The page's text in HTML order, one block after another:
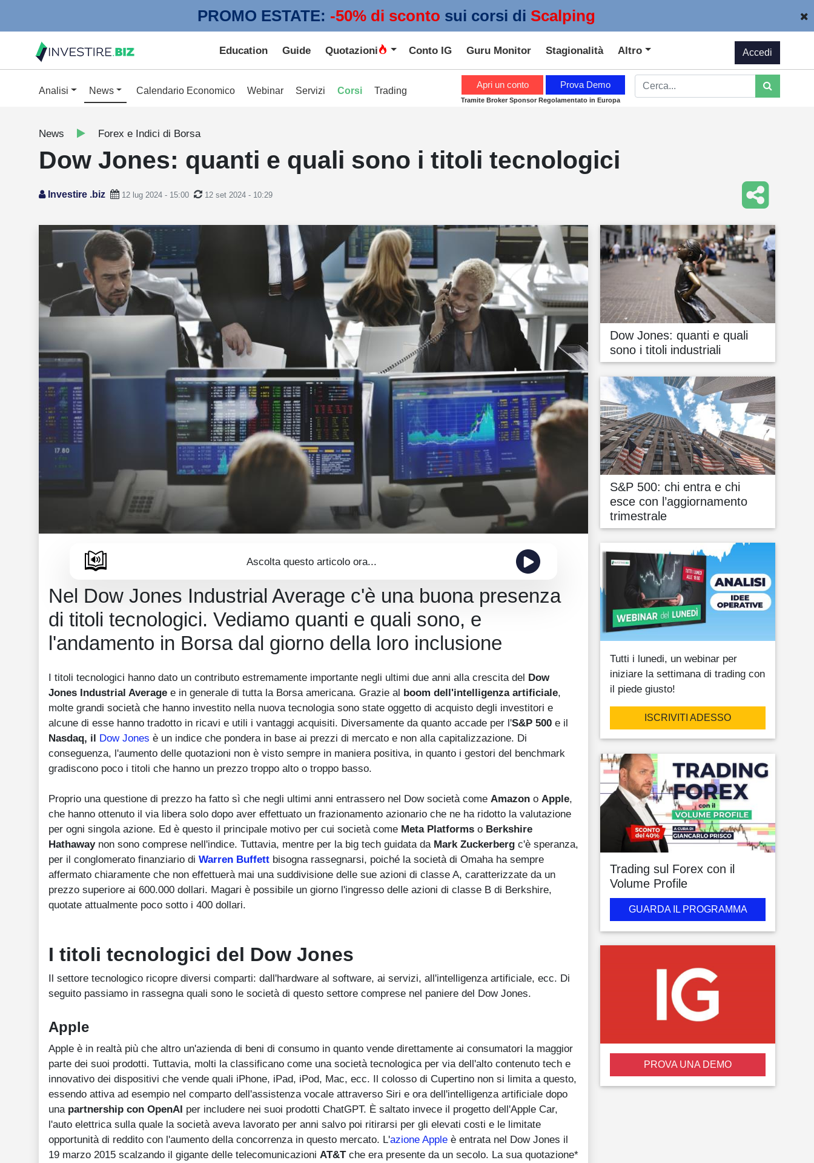
PROMO ESTATE: -50% di sconto sui corsi di Scalping
Education Guide Quotazioni Conto IG Guru Monitor Stagionalità Altro Accedi
Analisi News Calendario Economico Webinar Servizi Corsi Trading
Apri un conto Prova Demo
Tramite Broker Sponsor Regolamentato in Europa
News Forex e Indici di Borsa
Dow Jones: quanti e quali sono i titoli tecnologici
Investire .biz 12 lug 2024 - 15:00 12 set 2024 - 10:29
Ascolta questo articolo ora...
Nel Dow Jones Industrial Average c'è una buona presenza
di titoli tecnologici. Vediamo quanti e quali sono, e
l'andamento in Borsa dal giorno della loro inclusione
I titoli tecnologici hanno dato un contributo estremamente importante negli ultimi due anni alla crescita del Dow
Jones Industrial Average e in generale di tutta la Borsa americana. Grazie al boom dell'intelligenza artificiale,
molte grandi società che hanno investito nella nuova tecnologia sono state oggetto di acquisto degli investitori e
alcune di esse hanno tradotto in ricavi e utili i vantaggi acquisiti. Diversamente da quanto accade per l'S&P 500 e il
Nasdaq, il Dow Jones è un indice che pondera in base ai prezzi di mercato e non alla capitalizzazione. Di
conseguenza, l'aumento delle quotazioni non è visto sempre in maniera positiva, in quanto i gestori del benchmark
gradiscono poco i titoli che hanno un prezzo troppo alto o troppo basso.
Proprio una questione di prezzo ha fatto sì che negli ultimi anni entrassero nel Dow società come Amazon o Apple,
che hanno ottenuto il via libera solo dopo aver effettuato un frazionamento azionario che ne ha ridotto la valutazione
per ogni singola azione. Ed è questo il principale motivo per cui società come Meta Platforms o Berkshire
Hathawaynon sono comprese nell'indice. Tuttavia, mentre per la big tech guidata da Mark Zuckerberg c'è speranza,
per il conglomerato finanziario di Warren Buffett bisogna rassegnarsi, poiché la società di Omaha ha sempre
affermato chiaramente che non effettuerà mai una suddivisione delle sue azioni di classe A, caratterizzate da un
prezzo superiore ai 600.000 dollari. Magari è possibile un giorno l'ingresso delle azioni di classe B di Berkshire,
quotate attualmente poco sotto i 400 dollari.
I titoli tecnologici del Dow Jones
Il settore tecnologico ricopre diversi comparti: dall'hardware al software, ai servizi, all'intelligenza artificiale, ecc. Di
seguito passiamo in rassegna quali sono le società di questo settore comprese nel paniere del Dow Jones.
Apple
Apple è in realtà più che altro un'azienda di beni di consumo in quanto vende direttamente ai consumatori la maggior
parte dei suoi prodotti. Tuttavia, molti la classificano come una società tecnologica per via dell'alto contenuto tech e
innovativo dei dispositivi che vende quali iPhone, iPad, iPod, Mac, ecc. Il colosso di Cupertino non si limita a questo,
essendo attiva ad esempio nel comparto dell'assistenza vocale attraverso Siri e ora dell'intelligenza artificiale dopo
una partnership con OpenAI per includere nei suoi prodotti ChatGPT. È saltato invece il progetto dell'Apple Car,
l'auto elettrica sulla quale la società aveva lavorato per anni salvo poi ritirarsi per gli elevati costi e le limitate
opportunità di reddito con l'aumento della concorrenza in questo mercato. L'azione Apple è entrata nel Dow Jones il
19 marzo 2015 scalzando il gigante delle telecomunicazioni AT&Tche era presente da un secolo. La sua quotazione*
Dow Jones: quanti e quali
sono i titoli industriali
S&P 500: chi entra e chi
esce con l’aggiornamento
trimestrale
Tutti i lunedi, un webinar per
iniziare la settimana di trading con
il piede giusto!
ISCRIVITI ADESSO
Trading sul Forex con il
Volume Profile
GUARDA IL PROGRAMMA
PROVA UNA DEMO